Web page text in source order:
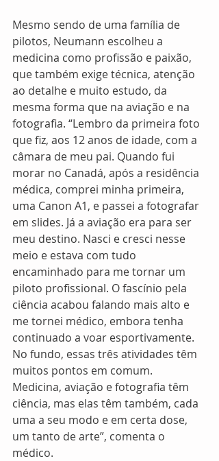
Mesmo sendo de uma família de
pilotos, Neumann escolheu a
medicina como profissão e paixão,
que também exige técnica, atenção
ao detalhe e muito estudo, da
mesma forma que na aviação e na
fotografia. “Lembro da primeira foto
que fiz, aos 12 anos de idade, com a
câmara de meu pai. Quando fui
morar no Canadá, após a residência
médica, comprei minha primeira,
uma Canon A1, e passei a fotografar
em slides. Já a aviação era para ser
meu destino. Nasci e cresci nesse
meio e estava com tudo
encaminhado para me tornar um
piloto profissional. O fascínio pela
ciência acabou falando mais alto e
me tornei médico, embora tenha
continuado a voar esportivamente.
No fundo, essas três atividades têm
muitos pontos em comum.
Medicina, aviação e fotografia têm
ciência, mas elas têm também, cada
uma a seu modo e em certa dose,
um tanto de arte”, comenta o
médico.